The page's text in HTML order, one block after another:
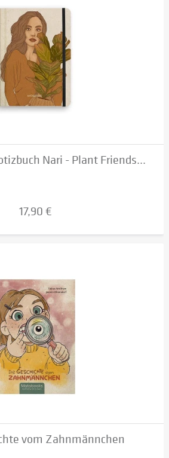
Nari - Plant Friends...
17,90 €
vom Zahnmännchen